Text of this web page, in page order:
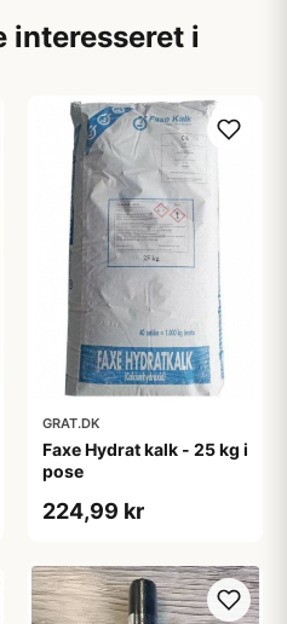
interesseret i
GRAT.DK
Faxe Hydrat kalk - 25 kg i
pose
224,99 kr